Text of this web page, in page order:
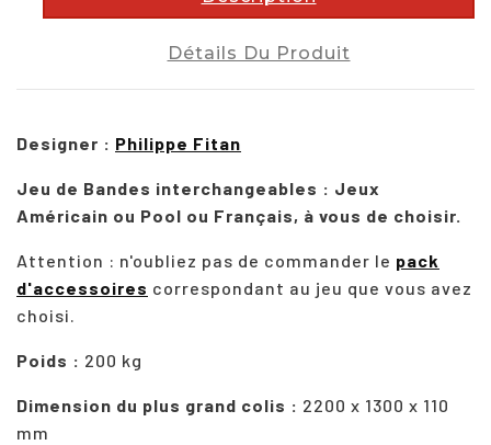
Détails Du Produit
Designer : Philippe Fitan
Jeu de Bandes interchangeables : Jeux
Américain ou Pool ou Français, à vous de choisir.
Attention : n'oubliez pas de commander le pack
d'accessoires correspondant au jeu que vous avez
choisi.
Poids : 200 kg
Dimension du plus grand colis : 2200 x 1300 x 110
mm